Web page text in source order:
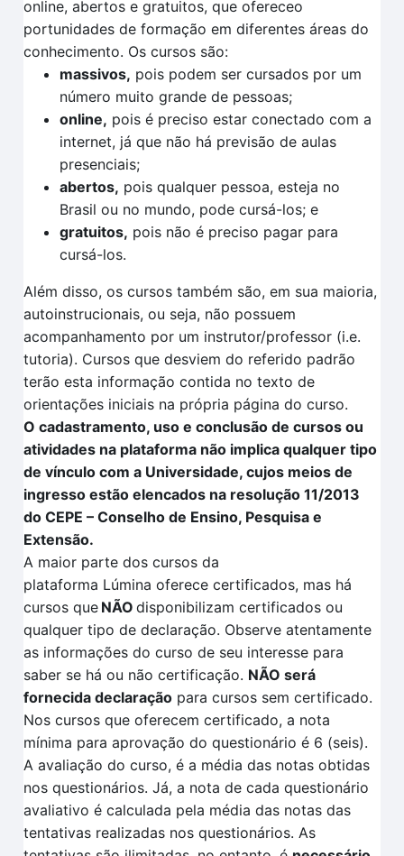
online, abertos e gratuitos, que ofereceo
portunidades de formação em diferentes áreas do
conhecimento. Os cursos são:
massivos, pois podem ser cursados por um
número muito grande de pessoas;
online, pois é preciso estar conectado com a
internet, já que não há previsão de aulas
presenciais;
abertos, pois qualquer pessoa, esteja no
Brasil ou no mundo, pode cursá-los; e
gratuitos, pois não é preciso pagar para
cursá-los.
Além disso, os cursos também são, em sua maioria,
autoinstrucionais, ou seja, não possuem
acompanhamento por um instrutor/professor (i.e.
tutoria). Cursos que desviem do referido padrão
terão esta informação contida no texto de
orientações iniciais na própria página do curso.
O cadastramento, uso e conclusão de cursos ou
atividades na plataforma não implica qualquer tipo
de vínculo com a Universidade, cujos meios de
ingresso estão elencados na resolução 11/2013
do CEPE – Conselho de Ensino, Pesquisa e
Extensão.
A maior parte dos cursos da
plataforma Lúmina oferece certificados, mas há
cursos que NÃO disponibilizam certificados ou
qualquer tipo de declaração. Observe atentamente
as informações do curso de seu interesse para
saber se há ou não certificação. NÃO será
fornecida declaração para cursos sem certificado.
Nos cursos que oferecem certificado, a nota
mínima para aprovação do questionário é 6 (seis).
A avaliação do curso, é a média das notas obtidas
nos questionários. Já, a nota de cada questionário
avaliativo é calculada pela média das notas das
tentativas realizadas nos questionários. As